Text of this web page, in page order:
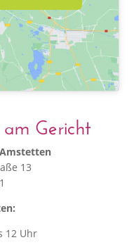
Gericht
13
12 Uhr